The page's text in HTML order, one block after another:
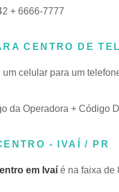
+ 6666-7777
CENTRO DE
um celular para um
da Operadora + Código
- IVAÍ / PR
em Ivaí é na faixa de